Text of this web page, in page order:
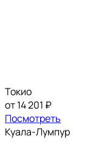
Токио
от 14 201 ₽
Посмотреть
Куала-Лумпур